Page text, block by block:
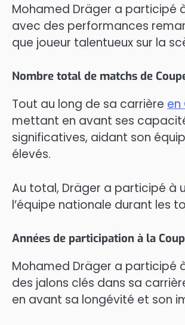
Mohamed Dräger a participé
avec des performances
que joueur talentueux sur la
Nombre total de matchs de
Tout au long de sa carrière en
mettant en avant ses
significatives, aidant son
élevés.
Au total, Dräger a participé à
l’équipe nationale durant les
Années de participation à la
Mohamed Dräger a participé
des jalons clés dans sa
en avant sa longévité et son